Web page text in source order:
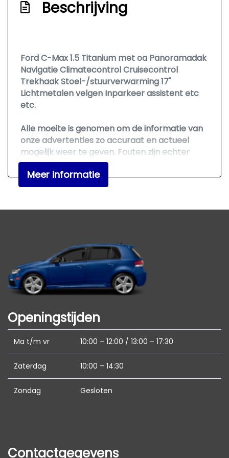
Park distance control
Ruitensproeiers/wisserbladen
verwarmbaar
Sportvelgen
Verwarmde voorruit
Zonnescherm zijruiten
Interieur
Armsteun voor
Binnenspiegel automatisch dimmend
Electronic climate control
Elektrisch verstelbare bestuurdersstoel
Elektrische ramen voor en achter
Lederen bekleding
Lendesteun(en) verstelbaar
Passagiersstoel in hoogte verstelbaar
Voorstoelen verwarmd
Beschrijving
Ford C-Max 1.5 Titanium met oa Panoramadak
Navigatie Climatecontrol Cruisecontrol
Trekhaak Stoel-/stuurverwarming 17"
Lichtmetalen velgen Inparkeer assistent etc
etc.
Alle moeite is genomen om de informatie van
onze advertenties zo accuraat en actueel
mogelijk weer te geven. Fouten zijn echter
nooit uit te sluiten. Er kunnen dan ook geen
rechten aan deze advertentie worden
ontleend. Vertrouwt u daarom niet alleen op
de zaken die uw beslissing zouden kunnen
Meer informatie
Openingstijden
Ma t/m vr 10:00 – 12:00 / 13:00 – 17:30
Zaterdag 10:00 – 14:30
Zondag Gesloten
Contactgegevens